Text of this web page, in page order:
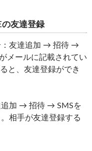
の友達登録
：友達追加 → 招待 →
メールに記載されてい
と、友達登録ができ
追加 → 招待 → SMSを
相手が友達登録する